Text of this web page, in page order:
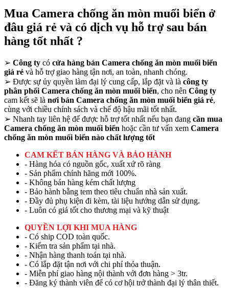
Mua Camera chống ăn mòn muối biển ở
đâu giá rẻ và có dịch vụ hỗ trợ sau bán
hàng tốt nhất ?
➢ Công ty có cửa hàng bán Camera chống ăn mòn muối biển
giá rẻ và hỗ trợ giao hàng tận nơi, an toàn, nhanh chóng.
➢ Được sự ủy quyền làm đại lý cung cấp, lắp đặt và là công ty
phân phối Camera chống ăn mòn muối biển, cho nên Công ty
cam kết sẽ là nơi bán Camera chống ăn mòn muối biển giá rẻ,
cùng với chiều chính sách và chế độ hậu mãi tốt nhất.
➢ Nhanh tay liên hệ để được hỗ trợ tốt nhất nếu bạn đang cần mua
Camera chống ăn mòn muối biển hoặc cần tư vấn xem Camera
chống ăn mòn muối biển nào chất lượng tốt
CAM KẾT BÁN HÀNG VÀ BẢO HÀNH
- Hàng hóa có nguồn gốc, xuất xứ rõ ràng
- Sản phẩm chính hãng mới 100%.
- Không bán hàng kém chất lượng
- Bảo hành bằng tem theo tiêu chuẩn nhà sản xuất.
- Đầy đủ phụ kiện đi kèm, tài liệu hướng dẫn sử dụng.
- Luôn có giá tốt cho thương mại và kỹ thuật
QUYỀN LỢI KHI MUA HÀNG
- Có ship COD toàn quốc.
- Kiểm tra sản phẩm tại nhà.
- Nhận hàng thanh toán tại nhà.
- Có lắp đặt tận nơi với chi phí thỏa thuận.
- Miễn phí giao hàng nội thành với đơn hàng > 3tr.
- Đăng ký thành viên để có cơ hội trở thành đại lý thân thiết.